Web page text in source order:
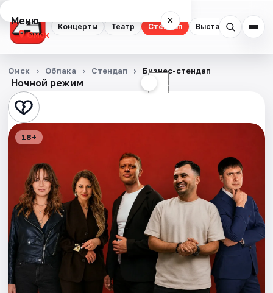
Концерты Театр Стендап Выставки
Меню ×
Омск
Концерты
Театр
Стендап
Квесты
Экскурсии
Спорт
События
Ночной режим ☾
Омск Облака Стендап Бизнес-стендап
18+